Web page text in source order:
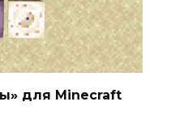
для Minecraft